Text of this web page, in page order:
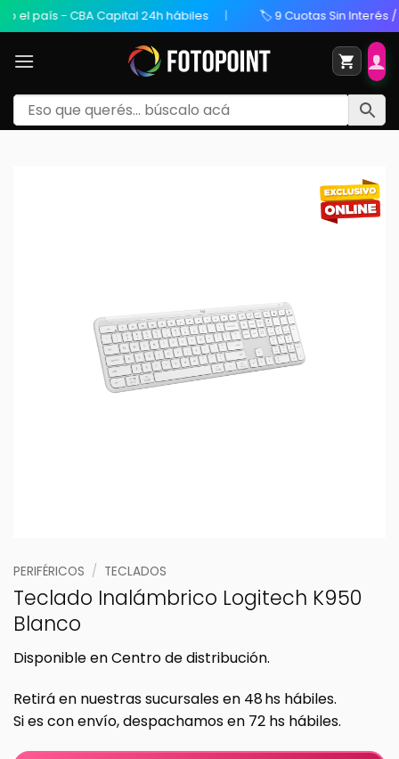
país - CBA Capital 24h hábiles 🏷️ 9 Cuotas Sin Interés /
PERIFÉRICOS / TECLADOS
Teclado Inalámbrico Logitech K950
Blanco
Disponible en Centro de distribución.
Retirá en nuestras sucursales en 48 hs hábiles.
Si es con envío, despachamos en 72 hs hábiles.